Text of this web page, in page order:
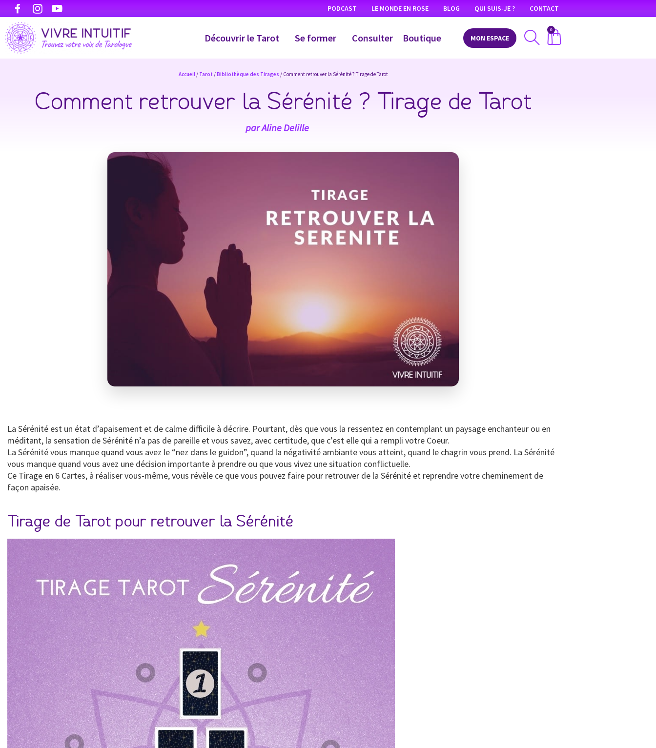
PODCAST LE MONDE EN ROSE BLOG QUI SUIS-JE ? CONTACT
Découvrir le Tarot Se former Consulter Boutique MON ESPACE
0
Accueil/ Tarot /Bibliothèque des Tirages / Comment retrouver la Sérénité ? Tirage de Tarot
Comment retrouver la Sérénité ? Tirage de Tarot
parAline Delille
La Sérénité est un état d’apaisement et de calme difficile à décrire. Pourtant, dès que vous la ressentez en contemplant un paysage enchanteur ou en
méditant, la sensation de Sérénité n’a pas de pareille et vous savez, avec certitude, que c’est elle qui a rempli votre Coeur.
La Sérénité vous manque quand vous avez le “nez dans le guidon”, quand la négativité ambiante vous atteint, quand le chagrin vous prend. La Sérénité
vous manque quand vous avez une décision importante à prendre ou que vous vivez une situation conflictuelle.
Ce Tirage en 6 Cartes, à réaliser vous-même, vous révèle ce que vous pouvez faire pour retrouver de la Sérénité et reprendre votre cheminement de
façon apaisée.
Tirage de Tarot pour retrouver la Sérénité